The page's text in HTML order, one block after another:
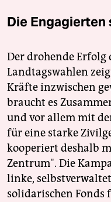
Die Engagierten
Der drohende Erfolg
Landtagswahlen
Kräfte inzwischen
braucht es
und vor allem mit
für eine starke
kooperiert deshalb
Zentrum". Die
linke,
solidarischen Fonds